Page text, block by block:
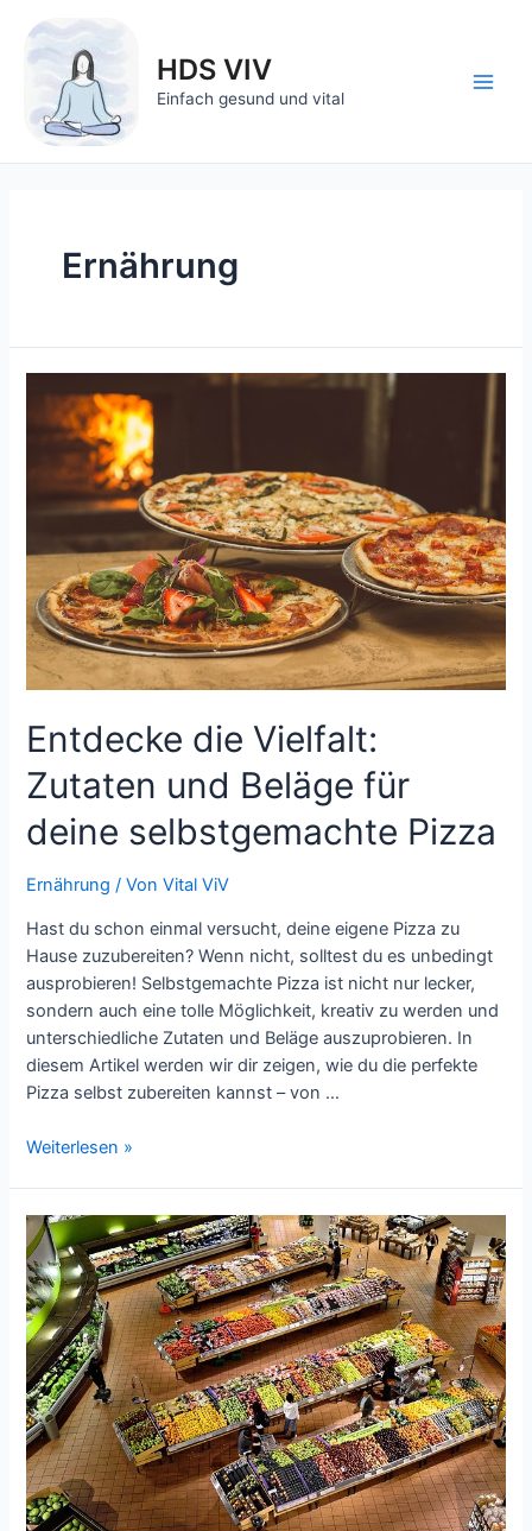
Inhalt
springen
HDS VIV
Einfach gesund und vital
Ernährung
Entdecke die Vielfalt:
Zutaten und Beläge für
deine selbstgemachte Pizza
Ernährung / VonVital ViV
Hast du schon einmal versucht, deine eigene Pizza zu
Hause zuzubereiten? Wenn nicht, solltest du es unbedingt
ausprobieren! Selbstgemachte Pizza ist nicht nur lecker,
sondern auch eine tolle Möglichkeit, kreativ zu werden und
unterschiedliche Zutaten und Beläge auszuprobieren. In
diesem Artikel werden wir dir zeigen, wie du die perfekte
Pizza selbst zubereiten kannst – von …
Entdecke
Zutaten
und
Beläge
für
deine
selbstgemachte
Pizza
Weiterlesen »